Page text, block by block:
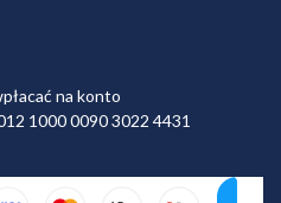
na konto
1000 0090 3022 4431